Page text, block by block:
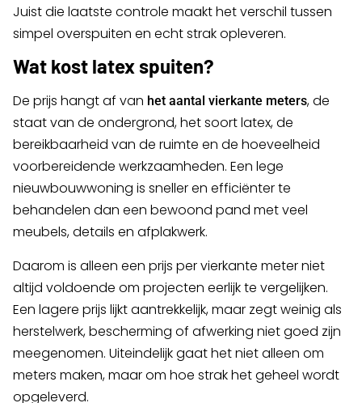
Juist die laatste controle maakt het verschil tussen
simpel overspuiten en echt strak opleveren.
Wat kost latex spuiten?
De prijs hangt af van het aantal vierkante meters, de
staat van de ondergrond, het soort latex, de
bereikbaarheid van de ruimte en de hoeveelheid
voorbereidende werkzaamheden. Een lege
nieuwbouwwoning is sneller en efficiënter te
behandelen dan een bewoond pand met veel
meubels, details en afplakwerk.
Daarom is alleen een prijs per vierkante meter niet
altijd voldoende om projecten eerlijk te vergelijken.
Een lagere prijs lijkt aantrekkelijk, maar zegt weinig als
herstelwerk, bescherming of afwerking niet goed zijn
meegenomen. Uiteindelijk gaat het niet alleen om
meters maken, maar om hoe strak het geheel wordt
opgeleverd.